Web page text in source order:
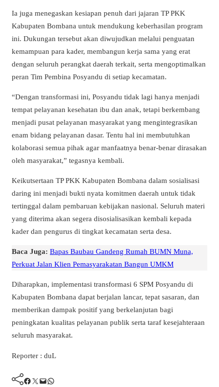
Ia juga menegaskan kesiapan penuh dari jajaran TP PKK
Kabupaten Bombana untuk mendukung keberhasilan program
ini. Dukungan tersebut akan diwujudkan melalui penguatan
kemampuan para kader, membangun kerja sama yang erat
dengan seluruh perangkat daerah terkait, serta mengoptimalkan
peran Tim Pembina Posyandu di setiap kecamatan.
“Dengan transformasi ini, Posyandu tidak lagi hanya menjadi
tempat pelayanan kesehatan ibu dan anak, tetapi berkembang
menjadi pusat pelayanan masyarakat yang mengintegrasikan
enam bidang pelayanan dasar. Tentu hal ini membutuhkan
kolaborasi semua pihak agar manfaatnya benar-benar dirasakan
oleh masyarakat,” tegasnya kembali.
Keikutsertaan TP PKK Kabupaten Bombana dalam sosialisasi
daring ini menjadi bukti nyata komitmen daerah untuk tidak
tertinggal dalam pembaruan kebijakan nasional. Seluruh materi
yang diterima akan segera disosialisasikan kembali kepada
kader dan pengurus di tingkat kecamatan serta desa.
Baca Juga: Bapas Baubau Gandeng Rumah BUMN Muna,
Perkuat Jalan Klien Pemasyarakatan Bangun UMKM
Diharapkan, implementasi transformasi 6 SPM Posyandu di
Kabupaten Bombana dapat berjalan lancar, tepat sasaran, dan
memberikan dampak positif yang berkelanjutan bagi
peningkatan kualitas pelayanan publik serta taraf kesejahteraan
seluruh masyarakat.
Reporter : duL
Facebook Twitter Mail WhatsApp